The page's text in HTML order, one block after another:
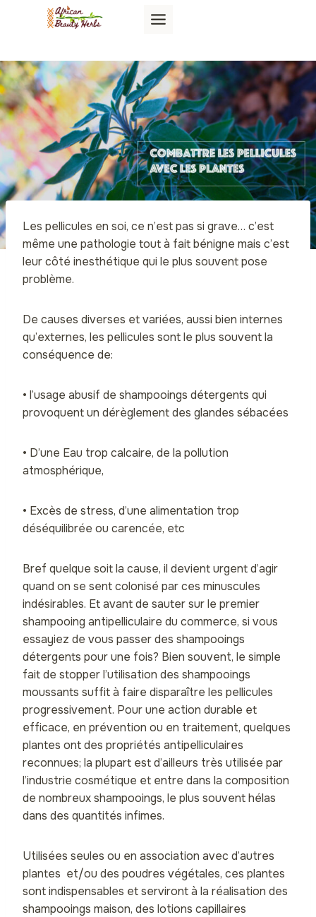
Les pellicules en soi, ce n’est pas si grave… c’est
même une pathologie tout à fait bénigne mais c’est
leur côté inesthétique qui le plus souvent pose
problème.
De causes diverses et variées, aussi bien internes
qu’externes, les pellicules sont le plus souvent la
conséquence de:
• l’usage abusif de shampooings détergents qui
provoquent un dérèglement des glandes sébacées
• D’une Eau trop calcaire, de la pollution
atmosphérique,
• Excès de stress, d’une alimentation trop
déséquilibrée ou carencée, etc
Bref quelque soit la cause, il devient urgent d’agir
quand on se sent colonisé par ces minuscules
indésirables. Et avant de sauter sur le premier
shampooing antipelliculaire du commerce, si vous
essayiez de vous passer des shampooings
détergents pour une fois? Bien souvent, le simple
fait de stopper l’utilisation des shampooings
moussants suffit à faire disparaître les pellicules
progressivement. Pour une action durable et
efficace, en prévention ou en traitement, quelques
plantes ont des propriétés antipelliculaires
reconnues; la plupart est d’ailleurs très utilisée par
l’industrie cosmétique et entre dans la composition
de nombreux shampooings, le plus souvent hélas
dans des quantités infimes.
Utilisées seules ou en association avec d’autres
plantes et/ou des poudres végétales, ces plantes
sont indispensables et serviront à la réalisation des
shampooings maison, des lotions capillaires